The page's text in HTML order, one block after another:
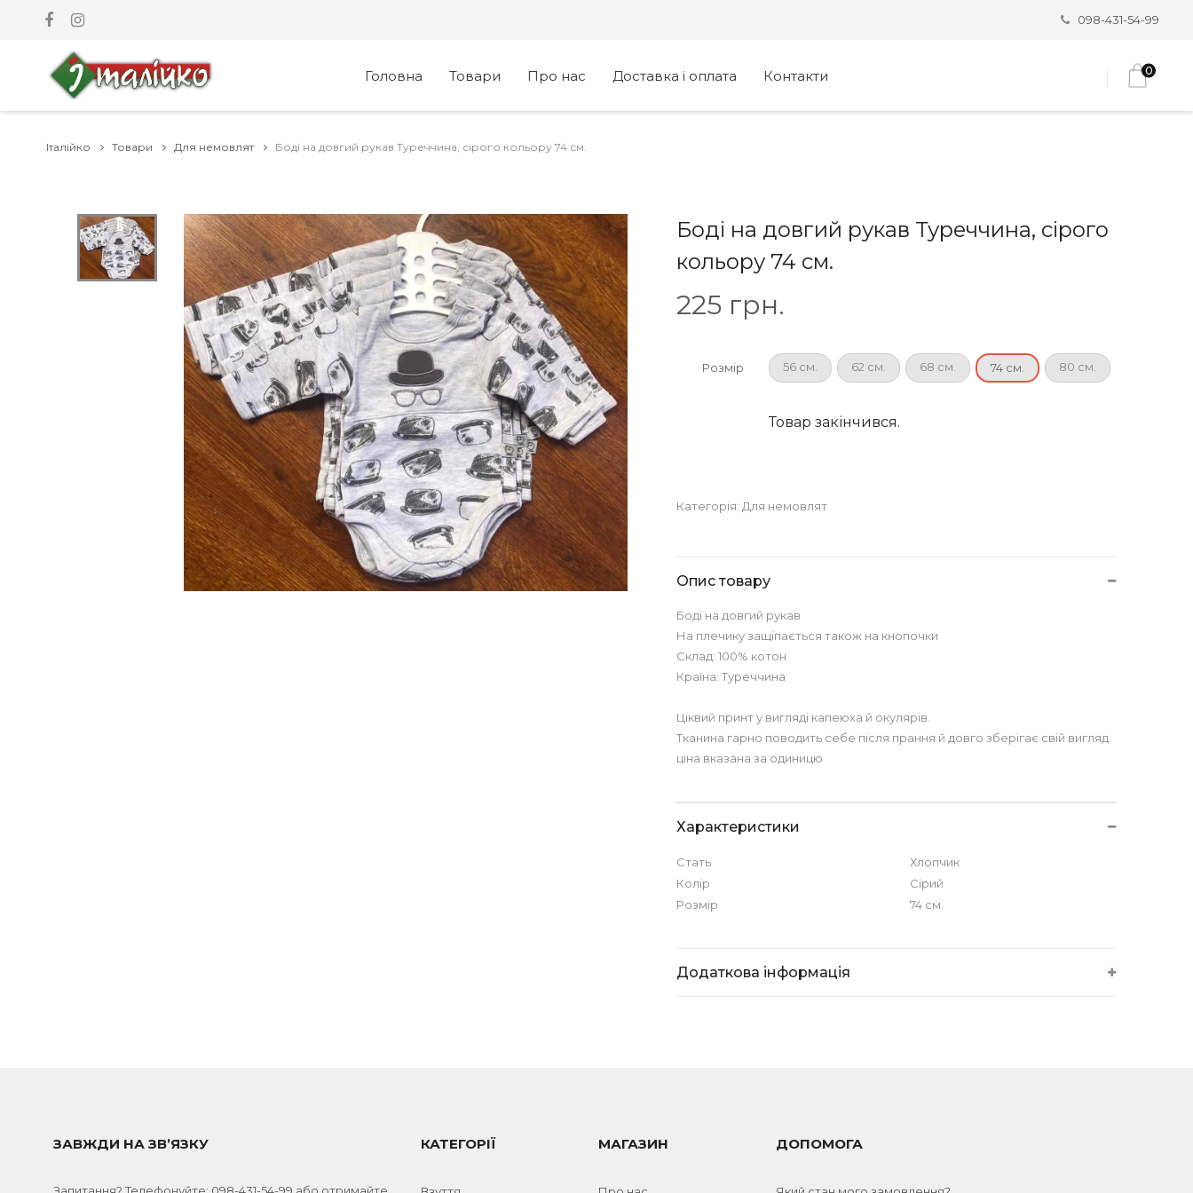
098-431-54-99
Головна Товари Про нас Доставка і оплата Контакти 0
Італійко Товари Для немовлят Боді на довгий рукав Туреччина, сірого кольору 74 см.
Боді на довгий рукав Туреччина, сірого
кольору 74 см.
225 грн.
Розмір 56 см. 62 см. 68 см. 74 см. 80 см.
Товар закінчився.
Категорія: Для немовлят
Опис товару
Боді на довгий рукав
На плечику защіпається також на кнопочки
Склад: 100% котон
Країна: Туреччина
Ціквий принт у вигляді капеюха й окулярів.
Тканина гарно поводить себе після прання й довго зберігає свій вигляд.
ціна вказана за одиницю
Характеристики
Стать
Хлопчик
Колір
Сірий
Розмір
74 см.
Додаткова інформація
ЗАВЖДИ НА ЗВ’ЯЗКУ КАТЕГОРІЇ МАГАЗИН ДОПОМОГА